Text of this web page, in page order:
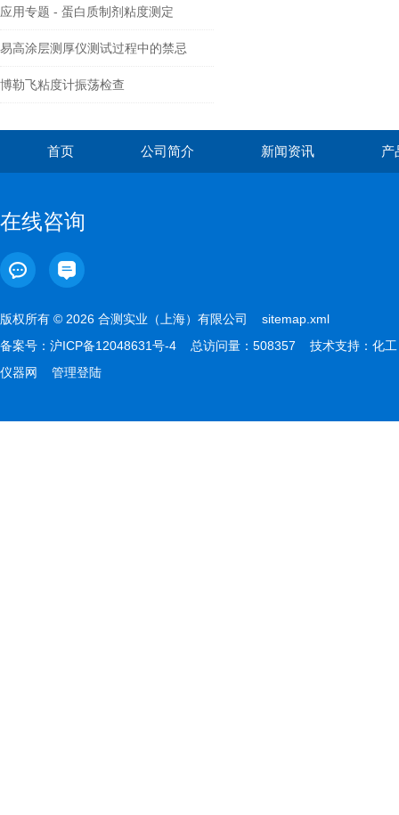
应用专题 - 蛋白质制剂粘度测定
易高涂层测厚仪测试过程中的禁忌
博勒飞粘度计振荡检查
首页 公司简介 新闻资讯 产
在线咨询
版权所有 © 2026 合测实业（上海）有限公司 sitemap.xml
备案号： 沪ICP备12048631号-4 总访问量：508357 技术支持： 化工
仪器网
管理登陆